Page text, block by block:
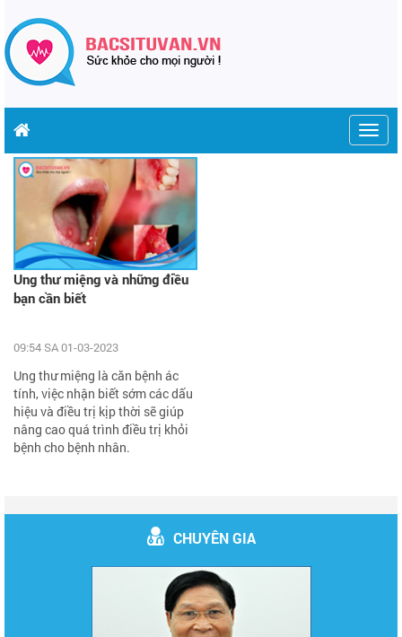
Ung thư miệng và những điều
bạn cần biết
09:54 SA 01-03-2023
Ung thư miệng là căn bệnh ác
tính, việc nhận biết sớm các dấu
hiệu và điều trị kịp thời sẽ giúp
nâng cao quá trình điều trị khỏi
bệnh cho bệnh nhân.
CHUYÊN GIA